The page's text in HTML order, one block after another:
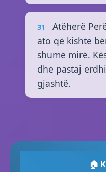
31
Atëherë
ato që kishte
shumë mirë.
dhe pastaj
gjashtë.
🏠